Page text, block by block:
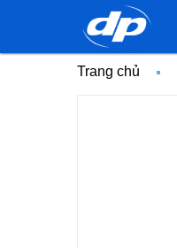
Trang chủ